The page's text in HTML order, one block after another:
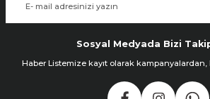
Sosyal Medyada Bizi
Haber Listemize kayıt olarak